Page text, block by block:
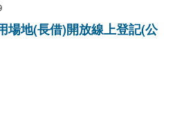
場地(長借)開放線上登記(公